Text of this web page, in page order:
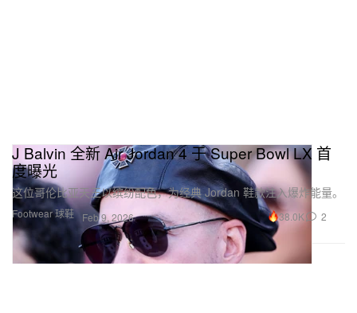
Footwear 球鞋
J Balvin 全新 Air Jordan 4 于 Super Bowl LX 首
度曝光
这位哥伦比亚天王以缤纷配色，为经典 Jordan 鞋款注入爆炸能量。
Feb 9, 2026 38.0K 2